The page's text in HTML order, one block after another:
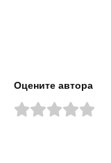
Оцените автора